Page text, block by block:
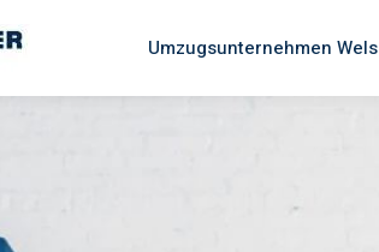
Umzugsunternehmen Wels